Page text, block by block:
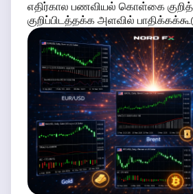
எதிர்கால பணவியல் கொள்கை
குறிப்பிடத்தக்க அளவில்